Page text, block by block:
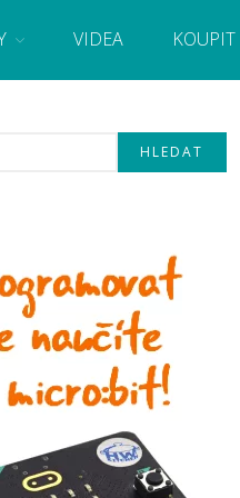
Fórum
novinky i tutoriály pro začátečníky i pro
VIDEA KOUPIT